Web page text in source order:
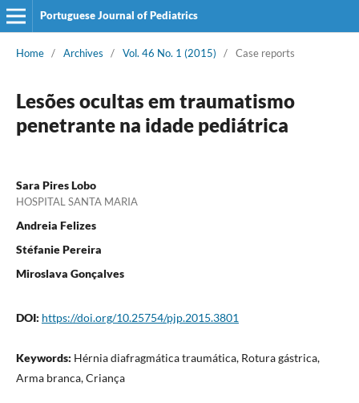
Portuguese Journal of Pediatrics
Home / Archives / Vol. 46 No. 1 (2015) / Case reports
Lesões ocultas em traumatismo
penetrante na idade pediátrica
Sara Pires Lobo
HOSPITAL SANTA MARIA
Andreia Felizes
Stéfanie Pereira
Miroslava Gonçalves
DOI: https://doi.org/10.25754/pjp.2015.3801
Keywords: Hérnia diafragmática traumática, Rotura gástrica,
Arma branca, Criança